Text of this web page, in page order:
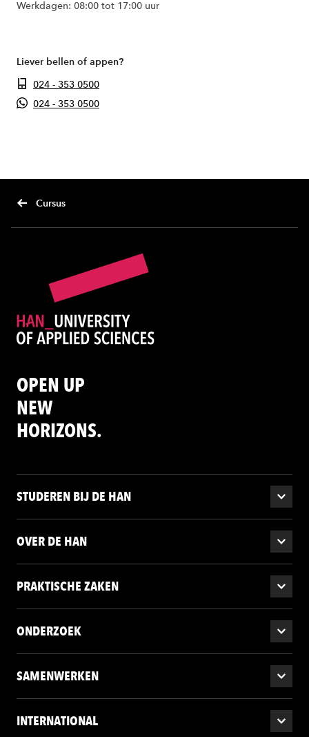
Werkdagen: 08:00 tot 17:00 uur
Liever bellen of appen?
024 - 353 0500
024 - 353 0500
Cursus
OPEN UP
NEW
HORIZONS.
STUDEREN BIJ DE HAN
OVER DE HAN
PRAKTISCHE ZAKEN
ONDERZOEK
SAMENWERKEN
INTERNATIONAL